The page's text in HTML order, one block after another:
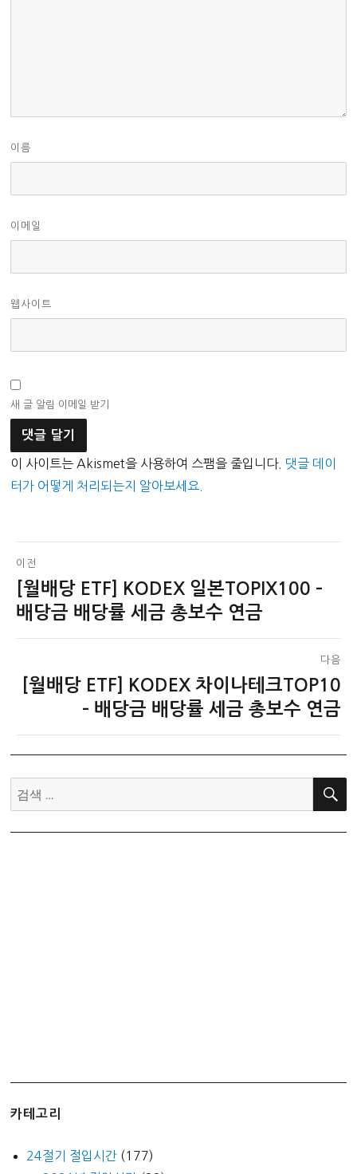
이름
이메일
웹사이트
새 글 알림 이메일 받기
이 사이트는 Akismet을 사용하여 스팸을 줄입니다. 댓글 데이
터가 어떻게 처리되는지 알아보세요.
글
탐
색
이전
이
전
[월배당 ETF] KODEX 일본TOPIX100 –
배당금 배당률 세금 총보수 연금
다음
[월배당 ETF] KODEX 차이나테크TOP10
– 배당금 배당률 세금 총보수 연금
검
색:
검
카테고리
24절기 절입시간 (177)